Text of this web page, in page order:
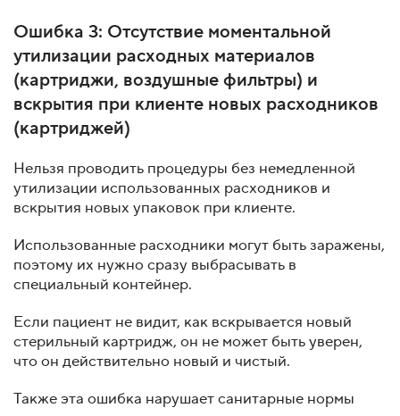
Ошибка 3: Отсутствие моментальной
утилизации расходных материалов
(картриджи, воздушные фильтры) и
вскрытия при клиенте новых расходников
(картриджей)
Нельзя проводить процедуры без немедленной
утилизации использованных расходников и
вскрытия новых упаковок при клиенте.
Использованные расходники могут быть заражены,
поэтому их нужно сразу выбрасывать в
специальный контейнер.
Если пациент не видит, как вскрывается новый
стерильный картридж, он не может быть уверен,
что он действительно новый и чистый.
Также эта ошибка нарушает санитарные нормы